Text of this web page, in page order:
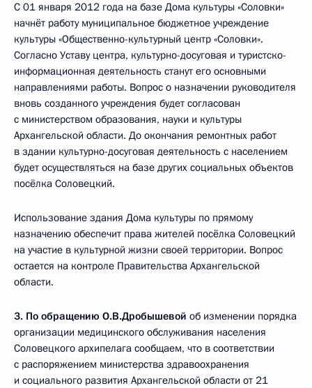
С 01 января 2012 года на базе Дома культуры «Соловки»
начнёт работу муниципальное бюджетное учреждение
культуры «Общественно-культурный центр «Соловки».
Согласно Уставу центра, культурно-досуговая и туристско-
информационная деятельность станут его основными
направлениями работы. Вопрос о назначении руководителя
вновь созданного учреждения будет согласован
с министерством образования, науки и культуры
Архангельской области. До окончания ремонтных работ
в здании культурно-досуговая деятельность с населением
будет осуществляться на базе других социальных объектов
посёлка Соловецкий.
Использование здания Дома культуры по прямому
назначению обеспечит права жителей посёлка Соловецкий
на участие в культурной жизни своей территории. Вопрос
остается на контроле Правительства Архангельской
области.
3. По обращению О.В.Дробышевой об изменении порядка
организации медицинского обслуживания населения
Соловецкого архипелага сообщаем, что в соответствии
с распоряжением министерства здравоохранения
и социального развития Архангельской области от 21